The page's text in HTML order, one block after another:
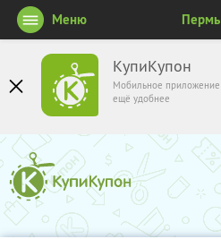
КупиКупон
Мобильное приложение
ещё удобнее
Меню Пермь